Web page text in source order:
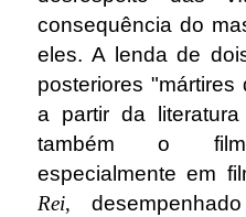
consequência do
eles. A lenda de
posteriores
a partir da
também o filme
especialmente em
Rei,